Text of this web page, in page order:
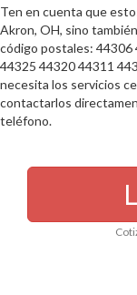
Ten en cuenta que
Akron, OH, sino
código postales: 44306
44325 44320 44311
necesita los servicios
contactarlos
teléfono.